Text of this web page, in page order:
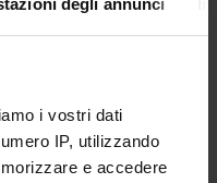
i vostri dati
IP, utilizzando
e accedere
are
or origin per se.
apologies that are
socially fragile